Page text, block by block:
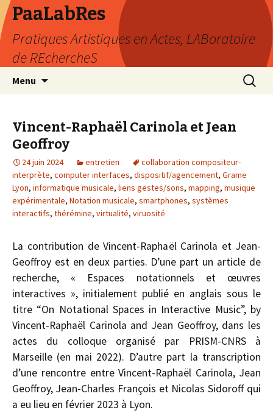
PaaLabRes
Pratiques Artistiques en Actes, LABoratoire
de REchercheS
Menu
Vincent-Raphaël Carinola et Jean
Geoffroy
24 juin 2024 entretien
collaboration compositeur-
interprète, computer interfaces, dispositif/agencement, Grame
Lyon, informatique musicale, liens gestes/sons, mapping, musique
expérimentale, Notation musicale, smartphones, systèmes
interactifs, thérémine, virtualité, viruosité
La contribution de Vincent-Raphaël Carinola et Jean-
Geoffroy est en deux parties. D’une part un article de
recherche, « Espaces notationnels et œuvres
interactives », initialement publié en anglais sous le
titre “On Notational Spaces in Interactive Music”, by
Vincent-Raphaël Carinola and Jean Geoffroy, dans les
actes du colloque organisé par PRISM-CNRS à
Marseille (en mai 2022). D’autre part la transcription
d’une rencontre entre Vincent-Raphaël Carinola, Jean
Geoffroy, Jean-Charles François et Nicolas Sidoroff qui
a eu lieu en février 2023 à Lyon.